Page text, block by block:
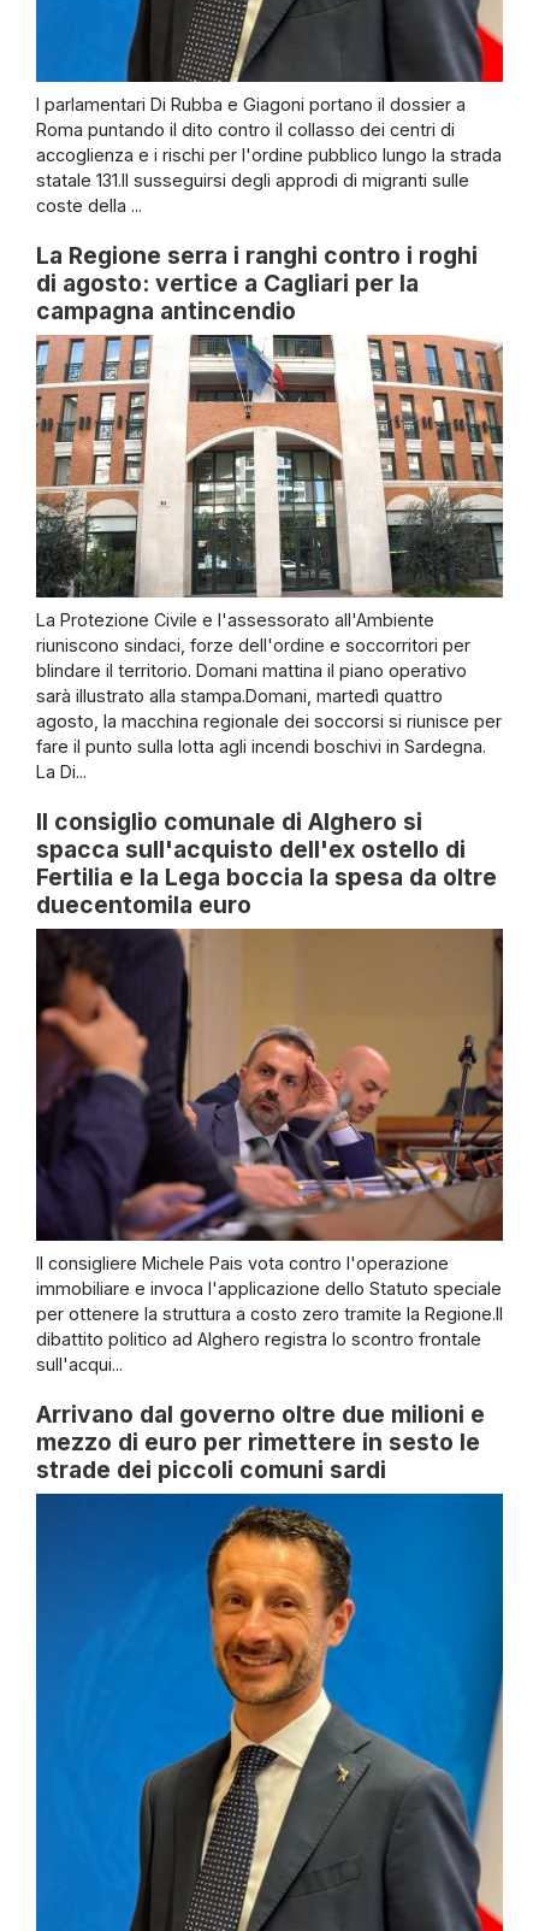
I parlamentari Di Rubba e Giagoni portano il dossier a
Roma puntando il dito contro il collasso dei centri di
accoglienza e i rischi per l'ordine pubblico lungo la strada
statale 131.Il susseguirsi degli approdi di migranti sulle
coste della ...
La Regione serra i ranghi contro i roghi
di agosto: vertice a Cagliari per la
campagna antincendio
La Protezione Civile e l'assessorato all'Ambiente
riuniscono sindaci, forze dell'ordine e soccorritori per
blindare il territorio. Domani mattina il piano operativo
sarà illustrato alla stampa.Domani, martedì quattro
agosto, la macchina regionale dei soccorsi si riunisce per
fare il punto sulla lotta agli incendi boschivi in Sardegna.
La Di...
Il consiglio comunale di Alghero si
spacca sull'acquisto dell'ex ostello di
Fertilia e la Lega boccia la spesa da oltre
duecentomila euro
Il consigliere Michele Pais vota contro l'operazione
immobiliare e invoca l'applicazione dello Statuto speciale
per ottenere la struttura a costo zero tramite la Regione.Il
dibattito politico ad Alghero registra lo scontro frontale
sull'acqui...
Arrivano dal governo oltre due milioni e
mezzo di euro per rimettere in sesto le
strade dei piccoli comuni sardi